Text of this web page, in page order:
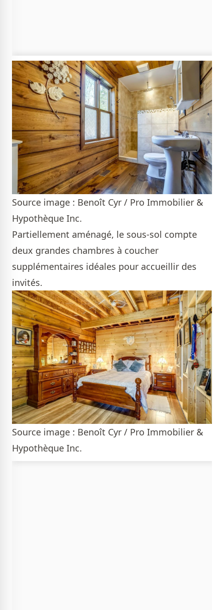
Source image : Benoît Cyr / Pro Immobilier &
Hypothèque Inc.
Partiellement aménagé, le sous-sol compte
deux grandes chambres à coucher
supplémentaires idéales pour accueillir des
invités.
Source image : Benoît Cyr / Pro Immobilier &
Hypothèque Inc.